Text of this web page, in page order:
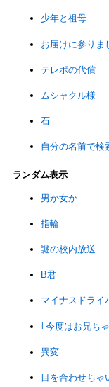
少年と祖母
お届けに参りま
テレポの代償
ムシャクル様
石
自分の名前で検
ランダム表示
男か女か
指輪
謎の校内放送
B君
マイナスドライ
｢今度はお兄ち
異変
目を合わせちゃ